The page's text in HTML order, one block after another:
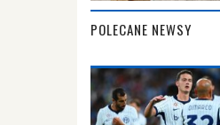
POLECANE NEWSY